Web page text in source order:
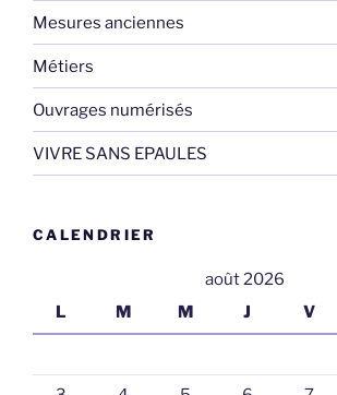
Mesures anciennes
Métiers
Ouvrages numérisés
VIVRE SANS EPAULES
CALENDRIER
août 2026
L
M M J V